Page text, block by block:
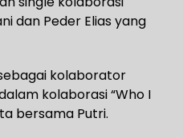
dan Peder Elias yang
kolaborator
kolaborasi “Who I
bersama Putri.